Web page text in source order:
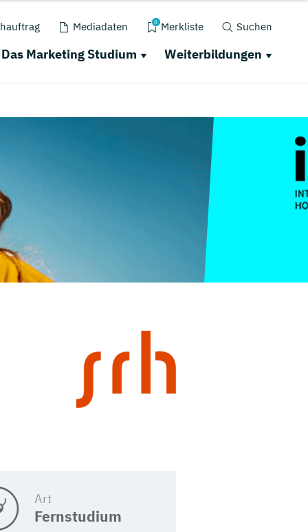
Mediadaten 0 Merkliste Suchen
Das Marketing Studium Weiterbildungen
Art
Fernstudium